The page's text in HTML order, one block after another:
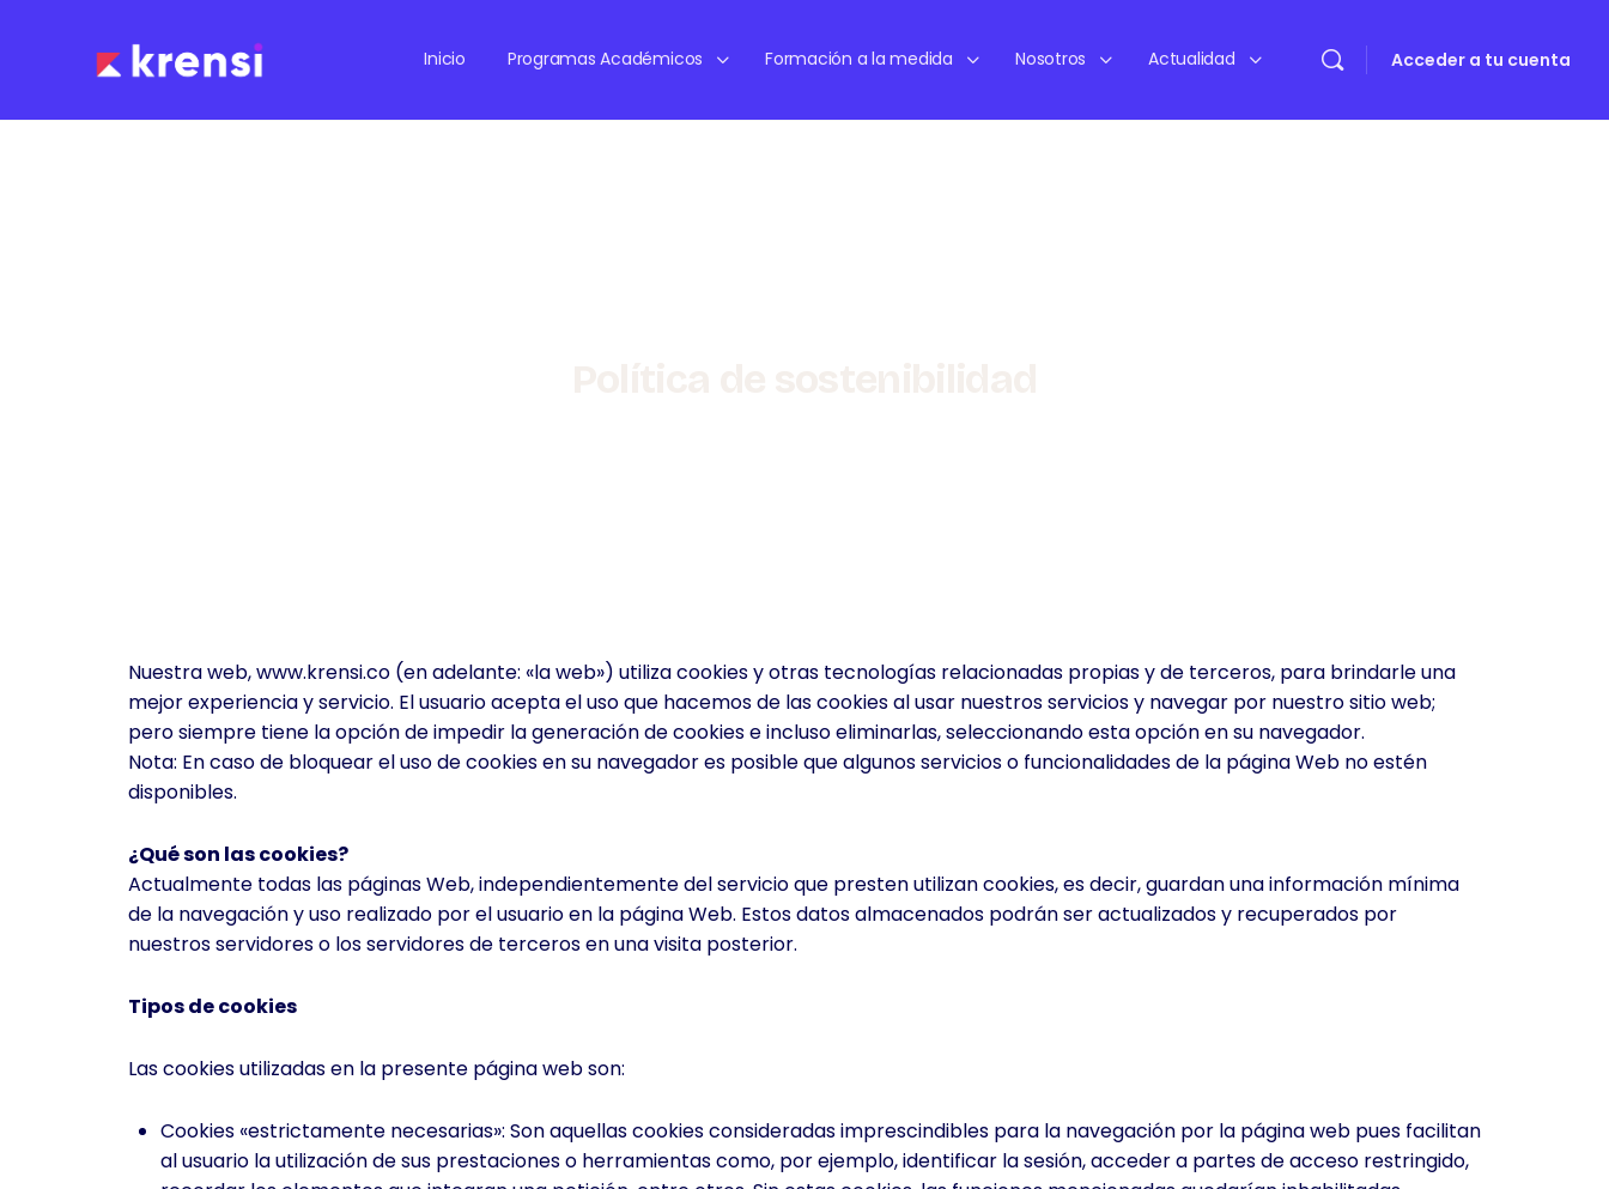
Inicio Programas Académicos Formación a la medida Nosotros Actualidad Acceder a tu cuenta
Nuestra web,www.krensi.co (en adelante: «la web») utiliza cookies y otras tecnologías relacionadas propias y de terceros, para brindarle una
mejor experiencia y servicio. El usuario acepta el uso que hacemos de las cookies al usar nuestros servicios y navegar por nuestro sitio web;
pero siempre tiene la opción de impedir la generación de cookies e incluso eliminarlas, seleccionando esta opción en su navegador.
Nota: En caso de bloquear el uso de cookies en su navegador es posible que algunos servicios o funcionalidades de la página Web no estén
disponibles.
¿Qué son las cookies?
Actualmente todas las páginas Web, independientemente del servicio que presten utilizan cookies, es decir, guardan una información mínima
de la navegación y uso realizado por el usuario en la página Web. Estos datos almacenados podrán ser actualizados y recuperados por
nuestros servidores o los servidores de terceros en una visita posterior.
Tipos de cookies
Las cookies utilizadas en la presente página web son:
Cookies «estrictamente necesarias»: Son aquellas cookies consideradas imprescindibles para la navegación por la página web pues facilitan
al usuario la utilización de sus prestaciones o herramientas como, por ejemplo, identificar la sesión, acceder a partes de acceso restringido,